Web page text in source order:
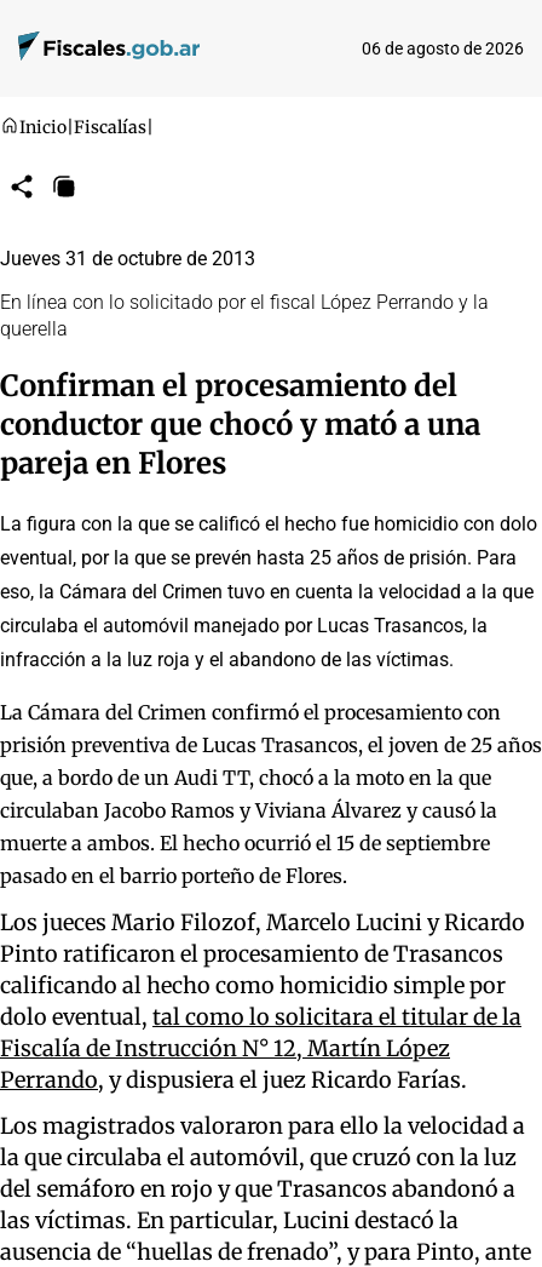
06 de agosto de 2026
Inicio Fiscalías
CompartirCopiar
Jueves 31 de octubre de 2013
En línea con lo solicitado por el fiscal López Perrando y la
querella
Confirman el procesamiento del
conductor que chocó y mató a una
pareja en Flores
La figura con la que se calificó el hecho fue homicidio con dolo
eventual, por la que se prevén hasta 25 años de prisión. Para
eso, la Cámara del Crimen tuvo en cuenta la velocidad a la que
circulaba el automóvil manejado por Lucas Trasancos, la
infracción a la luz roja y el abandono de las víctimas.
La Cámara del Crimen confirmó el procesamiento con
prisión preventiva de Lucas Trasancos, el joven de 25 años
que, a bordo de un Audi TT, chocó a la moto en la que
circulaban Jacobo Ramos y Viviana Álvarez y causó la
muerte a ambos. El hecho ocurrió el 15 de septiembre
pasado en el barrio porteño de Flores.
Los jueces Mario Filozof, Marcelo Lucini y Ricardo
Pinto ratificaron el procesamiento de Trasancos
calificando al hecho como homicidio simple por
dolo eventual, tal como lo solicitara el titular de la
Fiscalía de Instrucción N° 12, Martín López
Perrando, y dispusiera el juez Ricardo Farías.
Los magistrados valoraron para ello la velocidad a
la que circulaba el automóvil, que cruzó con la luz
del semáforo en rojo y que Trasancos abandonó a
las víctimas. En particular, Lucini destacó la
ausencia de “huellas de frenado”, y para Pinto, ante